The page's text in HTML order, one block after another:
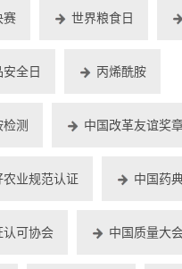
赛 世界粮食日
全日 丙烯酰胺
测 中国改革友谊奖
农业规范认证 中国药
认可协会 中国质量大